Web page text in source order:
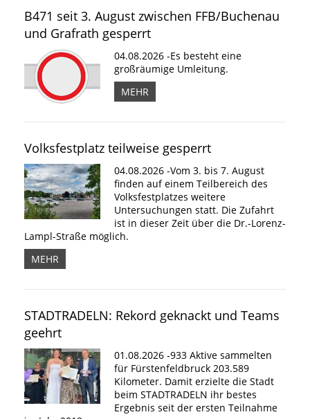
B471 seit 3. August zwischen FFB/Buchenau
und Grafrath gesperrt
04.08.2026 -Es besteht eine
großräumige Umleitung.
MEHR
Volksfestplatz teilweise gesperrt
04.08.2026 -Vom 3. bis 7. August
finden auf einem Teilbereich des
Volksfestplatzes weitere
Untersuchungen statt. Die Zufahrt
ist in dieser Zeit über die Dr.-Lorenz-
Lampl-Straße möglich.
MEHR
STADTRADELN: Rekord geknackt und Teams
geehrt
01.08.2026 -933 Aktive sammelten
für Fürstenfeldbruck 203.589
Kilometer. Damit erzielte die Stadt
beim STADTRADELN ihr bestes
Ergebnis seit der ersten Teilnahme